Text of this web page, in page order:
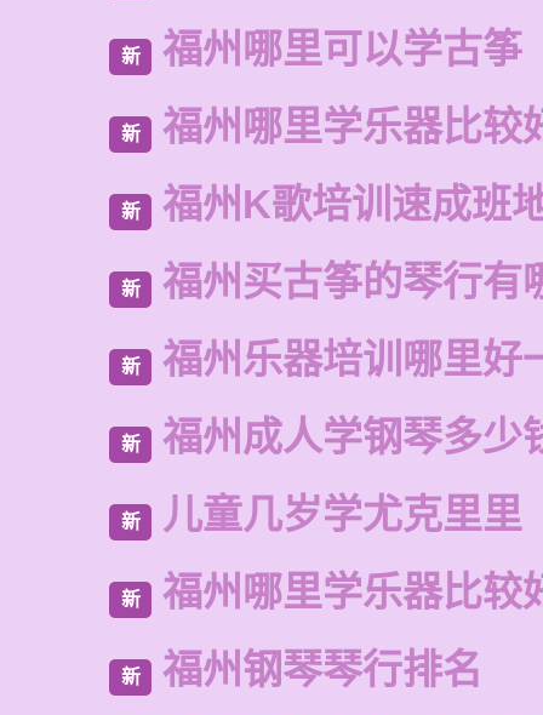
新 福州哪里可以学古筝
新 福州哪里学乐器比较
新 福州K歌培训速成班
新 福州买古筝的琴行有
新 福州乐器培训哪里好
新 福州成人学钢琴多少
新 儿童几岁学尤克里里
新 福州哪里学乐器比较
新 福州钢琴琴行排名